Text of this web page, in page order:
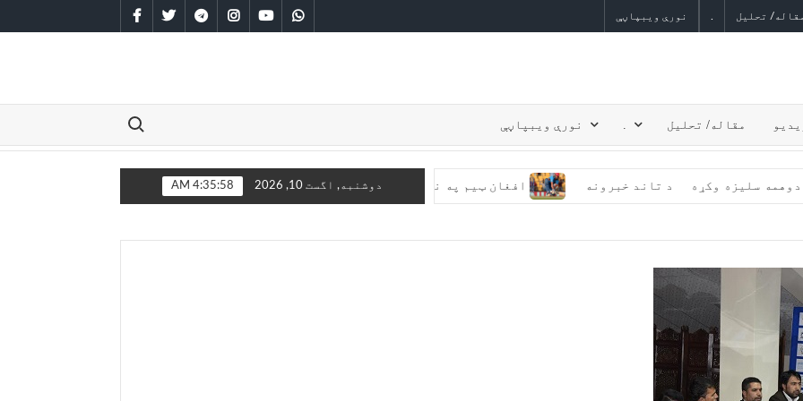
مقاله/ تحلیل نورې ویبپاڼې facebooktwitter
telegraminstagramyoutubewhatsapp
مقاله/ تحلیل . نورې ویبپاڼې
Search for:
افغان ټیم په نړیوال ۲۰ اوریز جام کې له انګلیستان سره مخامخ کېږي د تاند خبرونه ایل کې دوهمه سلیزه وکړه دوشنبه, اگست 10, 2026 4:35:59 AM